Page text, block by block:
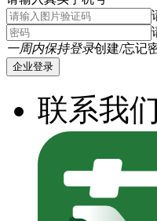
一周内保持登录创建/忘记
企业登录
联系我们